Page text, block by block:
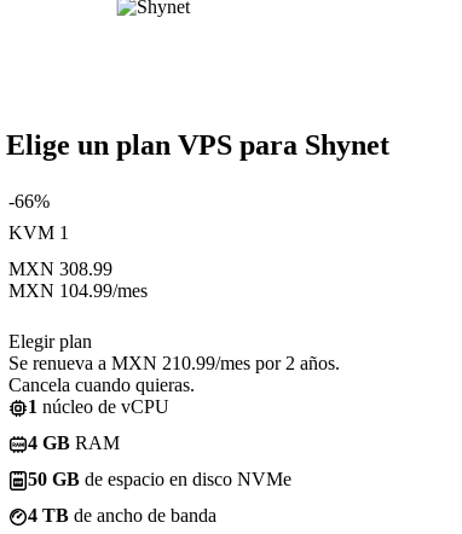
Elige un plan VPS para Shynet
-66%
KVM 1
MXN 308.99
MXN 104.99/mes
Elegir plan
Se renueva a MXN 210.99/mes por 2 años.
Cancela cuando quieras.
1 núcleo de vCPU
4 GB RAM
50 GB de espacio en disco NVMe
4 TB de ancho de banda